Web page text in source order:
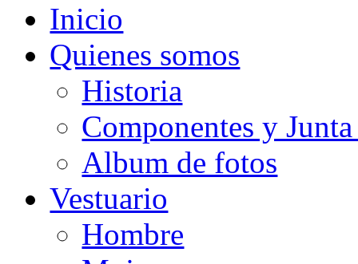
Inicio
Quienes somos
Historia
Componentes y
Album de fotos
Vestuario
Hombre